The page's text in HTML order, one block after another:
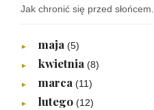
Jak chronić się przed słońcem.
► maja (5)
► kwietnia (8)
► marca (11)
► lutego (12)